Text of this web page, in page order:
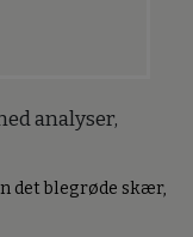
analyser,
det blegrøde skær,